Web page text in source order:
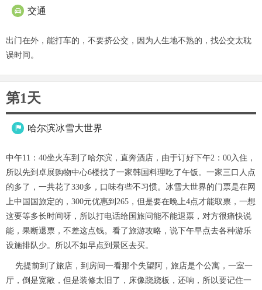
 交通
出门在外，能打车的，不要挤公交，因为人生地不熟的，找公交太耽
误时间。
第1天
 哈尔滨冰雪大世界
中午11：40坐火车到了哈尔滨，直奔酒店，由于订好下午2：00入住，
所以先到卓展购物中心6楼找了一家韩国料理吃了午饭。一家三口人点
的多了，一共花了330多，口味有些不习惯。冰雪大世界的门票是在网
上中国国旅定的，300元优惠到265，但是要在晚上4点才能取票，一想
这要等多长时间呀，所以打电话给国旅问能不能退票，对方很痛快说
能，果断退票，不差这点钱。看了旅游攻略，说下午早点去各种游乐
设施排队少。所以不如早点到景区去买。
先提前到了旅店，到房间一看那个失望阿，旅店是个公寓，一室一
厅，倒是宽敞，但是装修太旧了，床像跷跷板，还响，所以要记住一